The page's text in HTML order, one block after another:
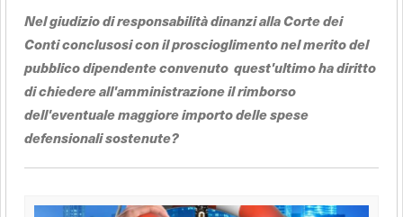
Nel giudizio di responsabilità dinanzi alla Corte dei
Conti conclusosi con il proscioglimento nel merito del
pubblico dipendente convenuto quest'ultimo ha diritto
di chiedere all'amministrazione il rimborso
dell'eventuale maggiore importo delle spese
defensionali sostenute?